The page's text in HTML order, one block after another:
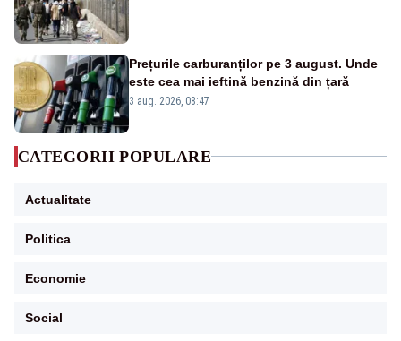
Prețurile carburanților pe 3 august. Unde
este cea mai ieftină benzină din țară
3 aug. 2026, 08:47
CATEGORII POPULARE
Actualitate
Politica
Economie
Social